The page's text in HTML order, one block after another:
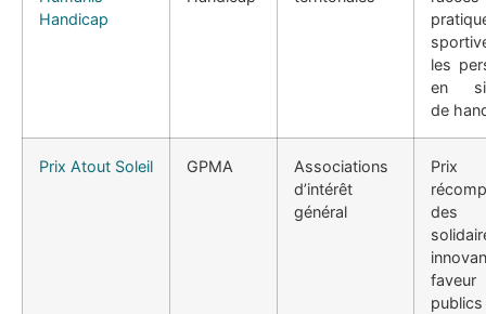
Handicap
les
en
de
Prix Atout Soleil GPMA
Associations
d’intérêt
général
Prix
des
publics